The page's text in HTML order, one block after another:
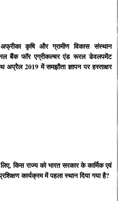
कृषि और ग्रामीण विकास संस्थान
बैंक फॉर एग्रीकल्चर एंड रूरल डेवलपमेंट
2019 में समझौता ज्ञापन पर हस्ताक्षर
किस राज्य को भारत सरकार के कार्मिक एवं
कार्यक्रम में पहला स्थान दिया गया है?